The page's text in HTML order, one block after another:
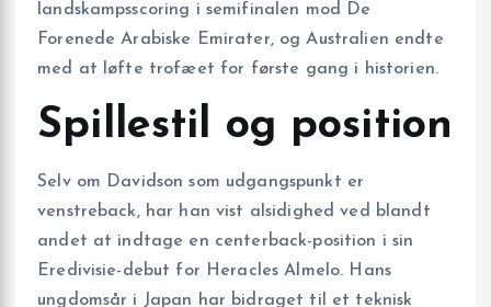
landskampsscoring i semifinalen mod De
Forenede Arabiske Emirater, og Australien endte
med at løfte trofæet for første gang i historien.
Spillestil og position
Selv om Davidson som udgangspunkt er
venstreback, har han vist alsidighed ved blandt
andet at indtage en centerback-position i sin
Eredivisie-debut for Heracles Almelo. Hans
ungdomsår i Japan har bidraget til et teknisk